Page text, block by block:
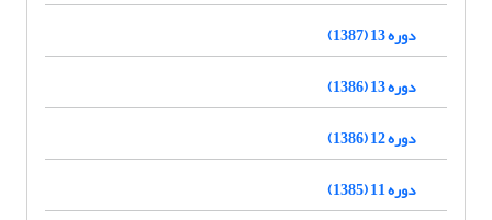
دوره 13 (1387)
دوره 13 (1386)
دوره 12 (1386)
دوره 11 (1385)